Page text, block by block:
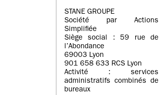
STANE GROUPE
Société par Actions
Simplifiée
Siège social : 59 rue de
l’Abondance
69003 Lyon
901 658 633 RCS Lyon
Activité : services
administratifs combinés de
bureaux